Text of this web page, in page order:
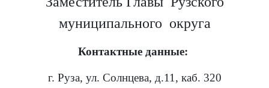
муниципального округа
Контактные данные:
г. Руза, ул. Солнцева, д.11, каб. 320